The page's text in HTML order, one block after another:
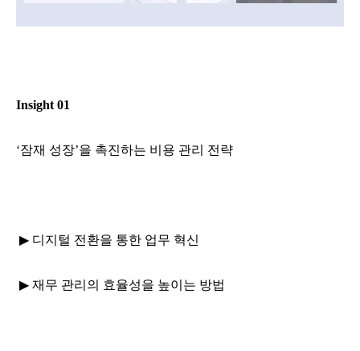
Insight 01
‘잠재 성장’을 촉진하는 비용 관리 전략
▶ 디지털 전환을 통한 업무 혁신
▶ 재무 관리의 효율성을 높이는 방법